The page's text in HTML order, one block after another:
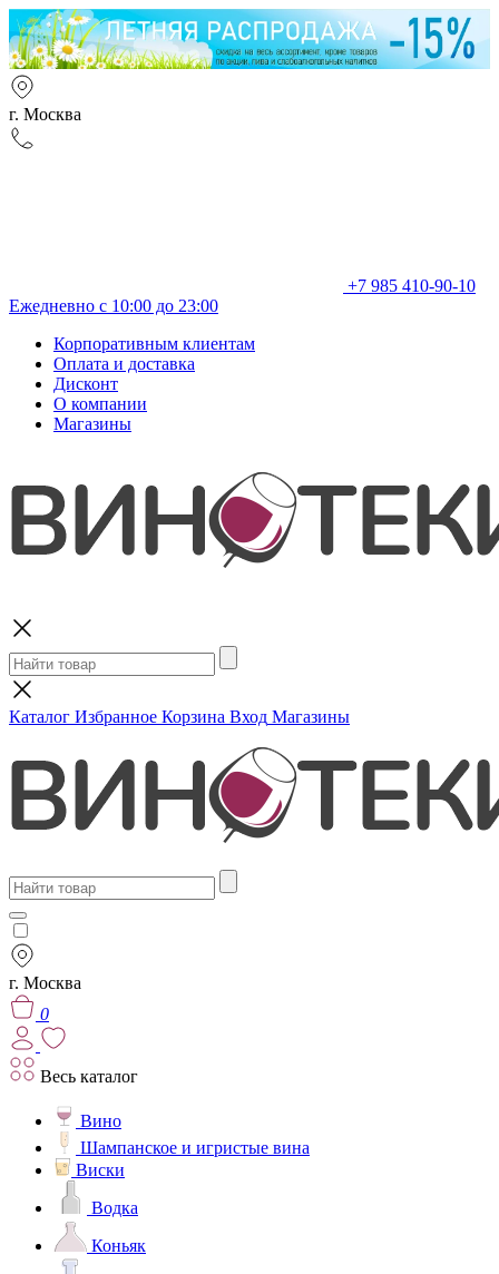
г. Москва
+7 985 410-90-10
Ежедневно с 10:00 до 23:00
Корпоративным клиентам
Оплата и доставка
Дисконт
О компании
Магазины
Каталог Избранное Корзина Вход Магазины
г. Москва
0
Весь каталог
Вино
Шампанское и игристые вина
Виски
Водка
Коньяк